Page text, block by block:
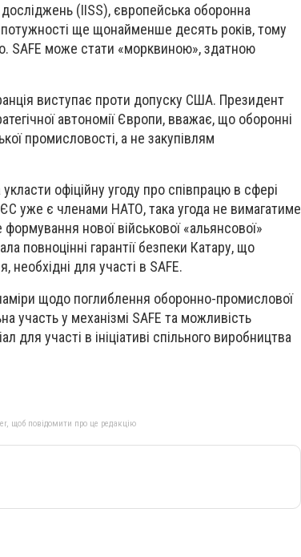
(IISS), європейська оборонна
ще щонайменше десять років, тому
SAFE може стати «морквиною», здатною
виступає проти допуску США. Президент
автономії Європи, вважає, що оборонні
промисловості, а не закупівлям
офіційну угоду про співпрацю в сфері
уже є членами НАТО, така угода не вимагатиме
нової військової «альянсової»
повноцінні гарантії безпеки Катару, що
необхідні для участі в SAFE.
щодо поглиблення оборонно-промислової
участь у механізмі SAFE та можливість
для участі в ініціативі спільного виробництва
щоб повідомити про це редакцію